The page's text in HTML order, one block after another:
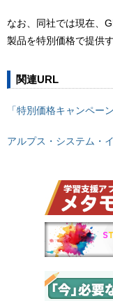
なお、同社では現在、
製品を特別価格で提供
関連URL
「特別価格キャンペーン
アルプス・システム・